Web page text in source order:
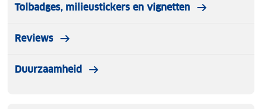
Tolbadges, milieustickers en vignetten
Reviews
Duurzaamheid